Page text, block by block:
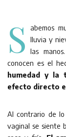
S
abemos
lluvia y
las
conocen es el
humedad y la
efecto directo
Al contrario de lo
vaginal se siente